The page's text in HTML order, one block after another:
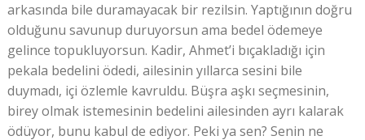
arkasında bile duramayacak bir rezilsin. Yaptığının doğru
olduğunu savunup duruyorsun ama bedel ödemeye
gelince topukluyorsun. Kadir, Ahmet’i bıçakladığı için
pekala bedelini ödedi, ailesinin yıllarca sesini bile
duymadı, içi özlemle kavruldu. Büşra aşkı seçmesinin,
birey olmak istemesinin bedelini ailesinden ayrı kalarak
ödüyor, bunu kabul de ediyor. Peki ya sen? Senin ne